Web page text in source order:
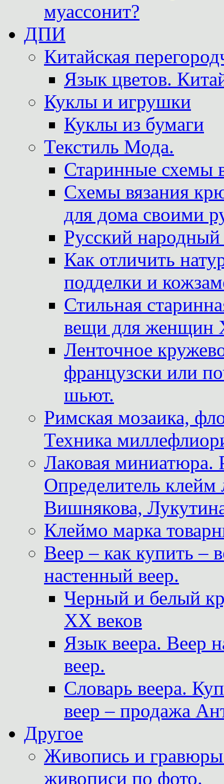
муассонит?
ДПИ
Китайская
Язык цветов.
Куклы и игрушки
Куклы из бумаги
Текстиль Мода.
Старинные схемы
Схемы вязания
для дома своими
Русский
Как отличить
подделки и
Стильная
вещи для женщин
Ленточное
французски или
шьют.
Римская мозаика,
Техника
Лаковая миниатюра.
Определитель
Вишнякова,
Клеймо марка
Веер – как купить –
настенный веер.
Черный и белый
XX веков
Язык веера. Веер
веер.
Словарь веера.
веер – продажа
Другое
Живопись и
живописи по фото.